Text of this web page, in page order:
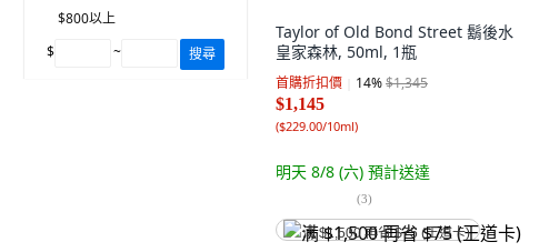
$800以上
$
~ 搜尋
Taylor of Old Bond Street 鬍後水
皇家森林, 50ml, 1瓶
首購折扣價 14%$1,345
$1,145
($229.00/10ml)
明天 8/8 (六) 預計送達
(3)
满 $1,500 再省 $75 (王道卡)